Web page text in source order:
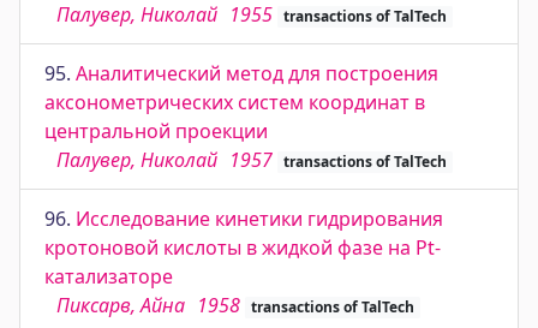
Палувер, Николай 1955 transactions of TalTech
95. Аналитический метод для построения
аксонометрических систем координат в
центральной проекции
Палувер, Николай 1957 transactions of TalTech
96. Исследование кинетики гидрирования
кротоновой кислоты в жидкой фазе на Pt-
катализаторе
Пиксарв, Айна 1958 transactions of TalTech